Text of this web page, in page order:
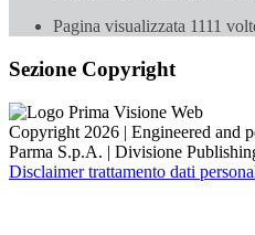
Pagina visualizzata 1111
Sezione Copyright
Copyright 2026 | Engineered and
Parma S.p.A. | Divisione
Disclaimer trattamento dati